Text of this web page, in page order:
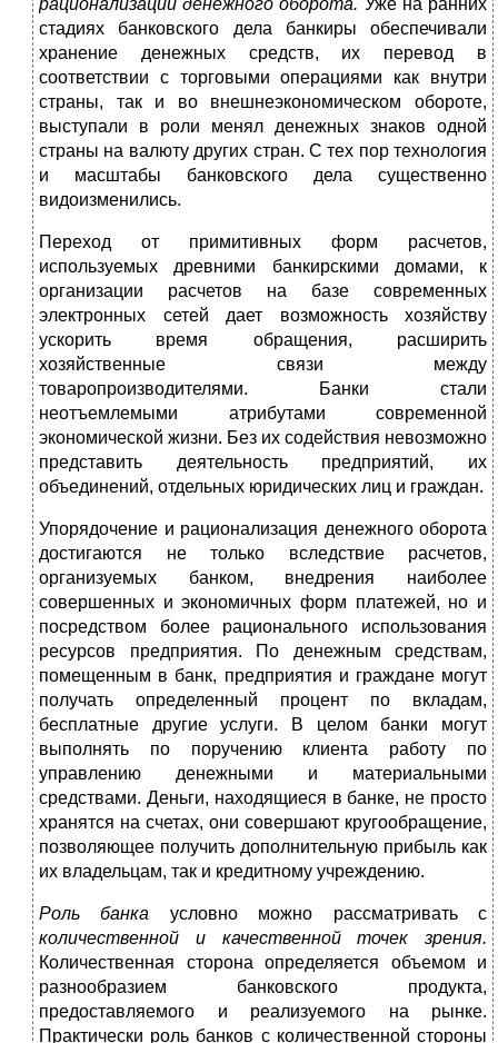
рационализации денежного оборота. Уже на ранних
стадиях банковского дела банкиры обеспечивали
хранение денежных средств, их перевод в
соответствии с торговыми операциями как внутри
страны, так и во внешнеэкономическом обороте,
выступали в роли менял денежных знаков одной
страны на валюту других стран. С тех пор технология
и масштабы банковского дела существенно
видоизменились.
Переход от примитивных форм расчетов,
используемых древними банкирскими домами, к
организации расчетов на базе современных
электронных сетей дает возможность хозяйству
ускорить время обращения, расширить
хозяйственные связи между
товаропроизводителями. Банки стали
неотъемлемыми атрибутами современной
экономической жизни. Без их содействия невозможно
представить деятельность предприятий, их
объединений, отдельных юридических лиц и граждан.
Упорядочение и рационализация денежного оборота
достигаются не только вследствие расчетов,
организуемых банком, внедрения наиболее
совершенных и экономичных форм платежей, но и
посредством более рационального использования
ресурсов предприятия. По денежным средствам,
помещенным в банк, предприятия и граждане могут
получать определенный процент по вкладам,
бесплатные другие услуги. В целом банки могут
выполнять по поручению клиента работу по
управлению денежными и материальными
средствами. Деньги, находящиеся в банке, не просто
хранятся на счетах, они совершают кругообращение,
позволяющее получить дополнительную прибыль как
их владельцам, так и кредитному учреждению.
Роль банка условно можно рассматривать с
количественной и качественной точек зрения.
Количественная сторона определяется объемом и
разнообразием банковского продукта,
предоставляемого и реализуемого на рынке.
Практически роль банков с количественной стороны